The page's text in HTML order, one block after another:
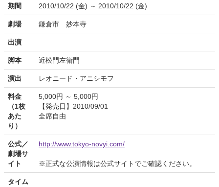
期間 2010/10/22 (金) ～ 2010/10/22 (金)
劇場 鎌倉市 妙本寺
出演
脚本 近松門左衛門
演出 レオニード・アニシモフ
料金
（1枚
あた
り）
5,000円 ～ 5,000円
【発売日】2010/09/01
全席自由
公式／
劇場サ
イト
http://www.tokyo-novyi.com/
※正式な公演情報は公式サイトでご確認ください。
タイム